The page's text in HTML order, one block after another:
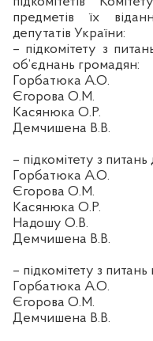
предметів їх
депутатів України:
– підкомітету з
об’єднань громадян:
Горбатюка А.О.
Єгорова О.М.
Касянюка О.Р.
Демчишена В.В.
– підкомітету з
Горбатюка А.О.
Єгорова О.М.
Касянюка О.Р.
Надошу О.В.
Демчишена В.В.
– підкомітету з
Горбатюка А.О.
Єгорова О.М.
Демчишена В.В.